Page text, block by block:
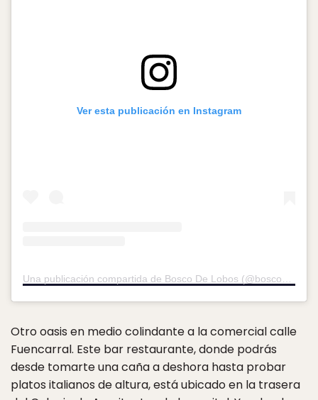
Ver esta publicación en Instagram
Otro oasis en medio colindante a la comercial calle
Fuencarral. Este bar restaurante, donde podrás
desde tomarte una caña a deshora hasta probar
platos italianos de altura, está ubicado en la trasera